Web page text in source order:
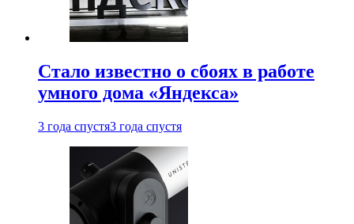
Стало известно о сбоях в работе
умного дома «Яндекса»
3 года спустя3 года спустя